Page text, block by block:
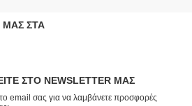
ΜΑΣ ΣΤΑ
ΣΤΟ NEWSLETTER ΜΑΣ
το email σας για να λαμβάνετε προσφορές